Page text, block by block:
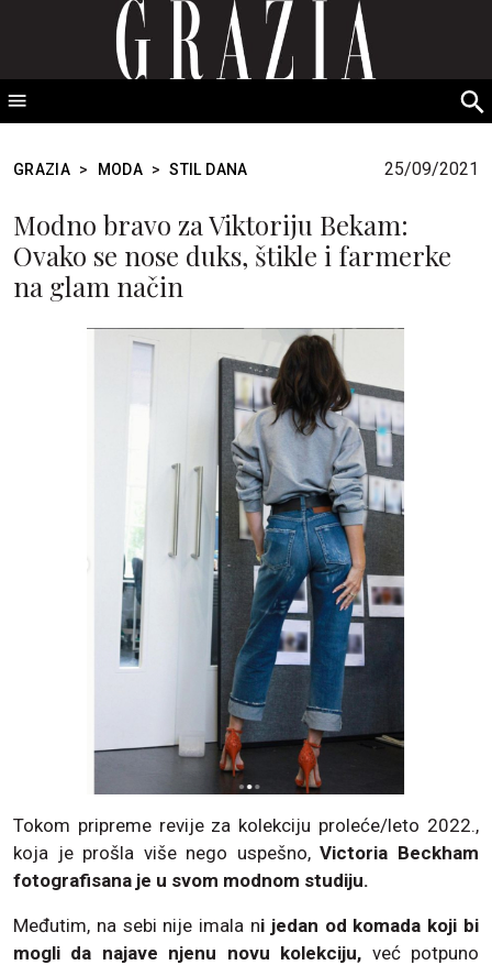
GRAZIA Srbija
GRAZIA > MODA > STIL DANA 25/09/2021
Modno bravo za Viktoriju Bekam:
Ovako se nose duks, štikle i farmerke
na glam način
Tokom pripreme revije za kolekciju proleće/leto 2022.,
koja je prošla više nego uspešno,Victoria Beckham
fotografisana je u svom modnom studiju.
Međutim, na sebi nije imala ni jedan od komada koji bi
mogli da najave njenu novu kolekciju, već potpuno